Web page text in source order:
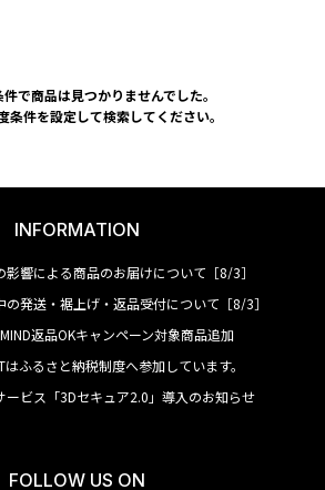
で商品は見つかりませんでした。
条件を設定して検索してください。
INFORMATION
影響による商品のお届けについて［8/3］
の発送・裾上げ・返品受付について［8/3］
MIND返品OKキャンペーン対象商品追加
はふるさと納税制度へ参加しています。
ービス「3Dセキュア2.0」導入のお知らせ
FOLLOW US ON